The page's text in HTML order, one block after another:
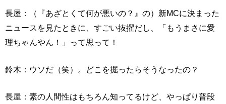
長屋：（『あざとくて何が悪いの？』の）新MCに決まった
ニュースを見たときに、すごい抜擢だし、「もうまさに愛
理ちゃんやん！」って思って！
鈴木：ウソだ（笑）。どこを掘ったらそうなったの？
長屋：素の人間性はもちろん知ってるけど、やっぱり普段